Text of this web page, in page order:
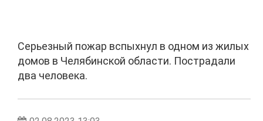
Серьезный пожар вспыхнул в одном из жилых
домов в Челябинской области. Пострадали
два человека.